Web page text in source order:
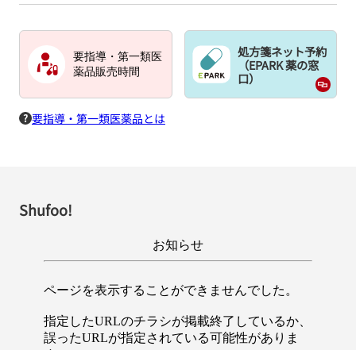
要指導・第一類医
薬品販売時間
処方箋ネット予約
（EPARK 薬の窓
口）
要指導・第一類医薬品とは
Shufoo!